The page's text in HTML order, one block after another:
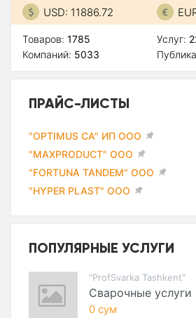
USD: 11886.72
Товаров: 1785
Компаний: 5033
Услуг:
ПРАЙС-ЛИСТЫ
"OPTIMUS CA" ИП ООО
"MAXPRODUCT" ООО
"FORTUNA TANDEM" ООО
"HYPER PLAST" ООО
ПОПУЛЯРНЫЕ УСЛУГИ
"ProfSvarka Tashkent"
Сварочные услуги
0 сум